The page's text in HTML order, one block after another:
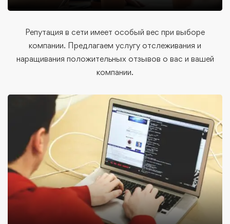
Репутация в сети имеет особый вес при выборе
компании. Предлагаем услугу отслеживания и
наращивания положительных отзывов о вас и вашей
компании.